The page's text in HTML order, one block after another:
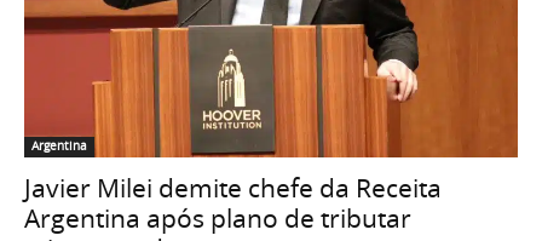
Argentina
Javier Milei demite chefe da Receita
Argentina após plano de tributar